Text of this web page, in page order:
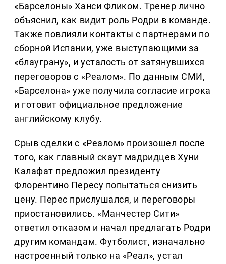
«Барселоны» Ханси Фликом. Тренер лично
объяснил, как видит роль Родри в команде.
Также повлияли контакты с партнерами по
сборной Испании, уже выступающими за
«блауграну», и усталость от затянувшихся
переговоров с «Реалом». По данным СМИ,
«Барселона» уже получила согласие игрока
и готовит официальное предложение
английскому клубу.
Срыв сделки с «Реалом» произошел после
того, как главный скаут мадридцев Хуни
Калафат предложил президенту
Флорентино Пересу попытаться снизить
цену. Перес прислушался, и переговоры
приостановились. «Манчестер Сити»
ответил отказом и начал предлагать Родри
другим командам. Футболист, изначально
настроенный только на «Реал», устал